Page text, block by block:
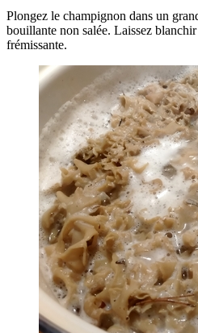
Plongez le champignon dans un
bouillante non salée. Laissez
frémissante.